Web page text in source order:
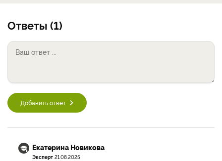
Ответы (1)
Добавить ответ
Екатерина Новикова
Эксперт 21.08.2025